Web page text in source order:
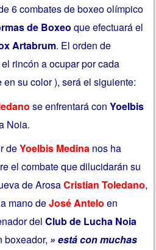
6 combates de boxeo olímpico
de Boxeo que efectuará el
Artabrum. El orden de
rincón a ocupar por cada
su color ), será el siguiente:
se enfrentará conYoelbis
Noia.
deYoelbis Medina nos ha
el combate que dilucidarán su
de ArosaCristian Toledano,
mano deJosé Anteloen
delClub de Lucha Noia
boxeador, » está con muchas